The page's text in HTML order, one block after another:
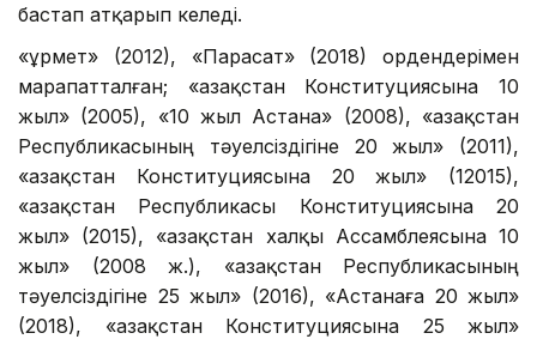
бастап атқарып келеді.
«Құрмет» (2012), «Парасат» (2018) ордендерімен
марапатталған; «Қазақстан Конституциясына 10
жыл» (2005), «10 жыл Астана» (2008), «Қазақстан
Республикасының тәуелсіздігіне 20 жыл» (2011),
«Қазақстан Конституциясына 20 жыл» (12015),
«Қазақстан Республикасы Конституциясына 20
жыл» (2015), «Қазақстан халқы Ассамблеясына 10
жыл» (2008 ж.), «Қазақстан Республикасының
тәуелсіздігіне 25 жыл» (2016), «Астанаға 20 жыл»
(2018), «Қазақстан Конституциясына 25 жыл»